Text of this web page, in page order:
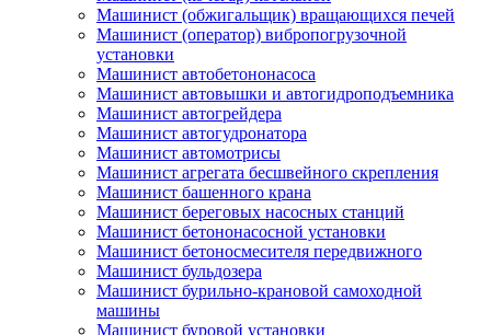
Машинист (обжигальщик) вращающихся печей
Машинист (оператор) вибропогрузочной
установки
Машинист автобетононасоса
Машинист автовышки и автогидроподъемника
Машинист автогрейдера
Машинист автогудронатора
Машинист автомотрисы
Машинист агрегата бесшвейного скрепления
Машинист башенного крана
Машинист береговых насосных станций
Машинист бетононасосной установки
Машинист бетоносмесителя передвижного
Машинист бульдозера
Машинист бурильно-крановой самоходной
машины
Машинист буровой установки